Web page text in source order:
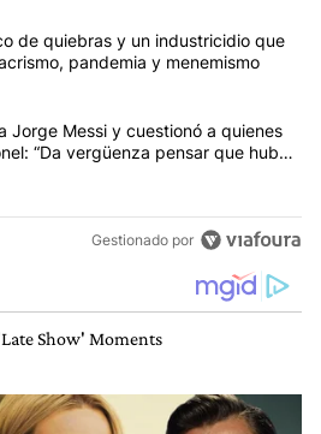
con más comentarios en los
el título "Récord histórico de
de quiebras y un industricidio que
pandemia y menemismo
el título "Milei despidió a Jorge
Jorge Messi y cuestionó a quienes
“Da vergüenza pensar que hubo
Gestionado por